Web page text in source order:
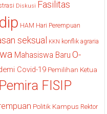
Diskusi Fasilitas
HAM Hari Perempuan
seksual KKN konflik agraria
Mahasiswa Baru O-
Covid-19 Pemilihan Ketua
Pemira FISIP
Politik Kampus Rektor